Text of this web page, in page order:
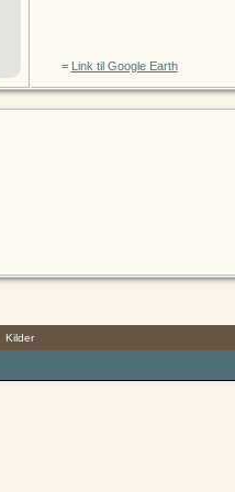
= Link til Google Earth
Kilder